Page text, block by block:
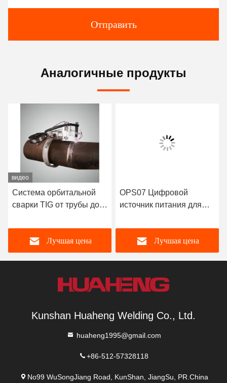
Отправить
Аналогичные продукты
видео
Система орбитальной
сварки TIG от трубы до
эффективность
Лучшая цена
OPS07 Цифровой
источник питания для
Лучшая цена
Kunshan Huaheng Welding Co., Ltd.
huaheng1995@gmail.com
+86-512-57328118
No99 WuSongJiang Road, KunShan, JiangSu, PR.China